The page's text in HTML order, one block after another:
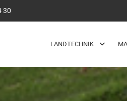
30
LANDTECHNIK